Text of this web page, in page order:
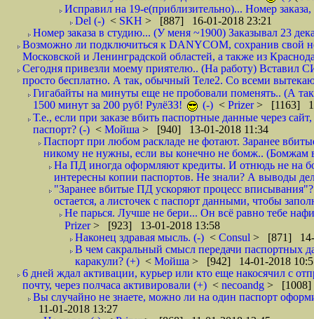
Исправил на 19-е(приблизительно)... Номер
Del (-) < SKH > [887] 16-01-2018 23:21
Номер заказа в студию... (У меня ~1900) Заказывал 23
Возможно ли подключиться к DANYCOM, сохранив свой
Московской и Ленинградской областей, а также из
Сегодня привезли моему приятелю.. (На работу) Вставил
просто бесплатно. А так, обычный Теле2. Со всеми
Гигабайты на минуты еще не пробовали поменять.. (А
1500 минут за 200 руб! РулёЗЗ!
(-) < Prizer> [1163]
Т.е., если при заказе вбить паспортные данные через
паспорт? (-) < Мойша > [940] 13-01-2018 11:34
Паспорт при любом раскладе не фотают. Заранее
никому не нужны, если вы конечно не бомж.. (Бомжам
На ПД иногда оформляют кредиты. И отнюдь не на
интересны копии паспортов. Не знали? А выводы
"Заранее вбитые ПД ускоряют процесс
остается, а листочек с паспорт данными, чтобы
Не парься. Лучше не бери... Он всё равно тебе
Prizer> [923] 13-01-2018 13:58
Наконец здравая мысль. (-) < Consul > [871] 14-
В чем сакральный смысл передачи паспортных
каракули? (+) < Мойша > [942] 14-01-2018
6 дней ждал активации, курьер или кто еще накосячил с
почту, через полчаса активировали (+) < necoandg > [1008]
Вы случайно не знаете, можно ли на один паспорт
11-01-2018 13:27